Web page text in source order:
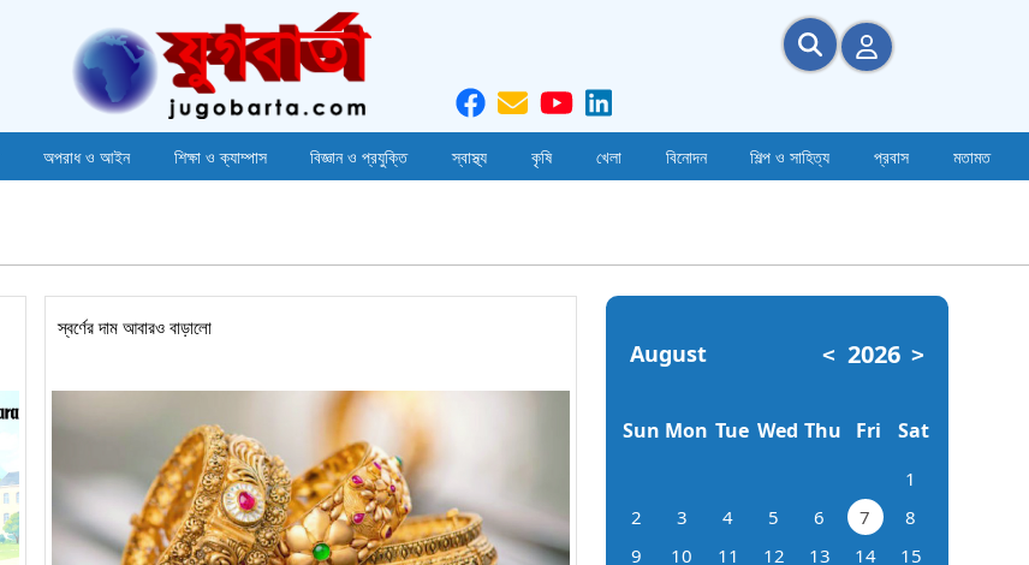
অপরাধ ও আইন শিক্ষা ও ক্যাম্পাস বিজ্ঞান ও প্রযুক্তি স্বাস্থ্য কৃষি খেলা বিনোদন শিল্প ও সাহিত্য প্রবাস মতামত
স্বর্ণের দাম আবারও বাড়ালো
August < 2026 >
Sun Mon Tue Wed Thu Fri Sat
1
2
3 4 5 6 7
8
9
10 11 12 13 14
15